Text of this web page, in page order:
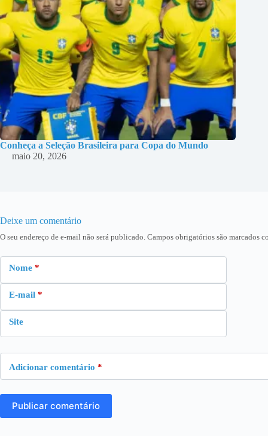
Conheça a Seleção Brasileira para Copa do Mundo
maio 20, 2026
Deixe um comentário
O seu endereço de e-mail não será publicado. Campos obrigatórios são marcados
Nome *
E-mail *
Site
Adicionar comentário *
Publicar comentário